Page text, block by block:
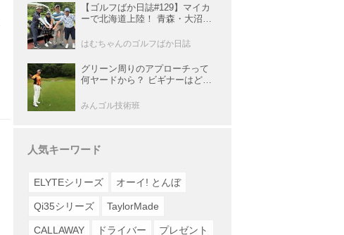
【ゴルフばか日誌#129】マイカ
ーで北海道上陸！ 青森・大沼・
はむちゃんのゴルフばか日誌
グリーン周りのアプローチって
何ヤードから？ ビギナーはどの
みんゴル技術班
人気キーワード
ELYTEシリーズ オーイ! とんぼ
Qi35シリーズ TaylorMade
CALLAWAY ドライバー プレゼント